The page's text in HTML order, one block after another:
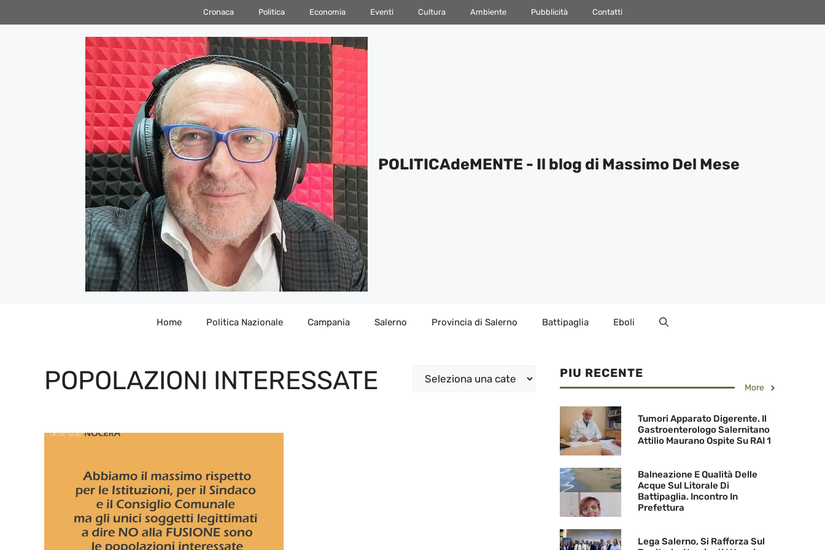
al
Cronaca Politica Economia Eventi Cultura Ambiente Pubblicità Contatti
POLITICAdeMENTE - Il blog di Massimo Del Mese
Home Politica Nazionale Campania Salerno Provincia di Salerno Battipaglia Eboli
POPOLAZIONI INTERESSATE Categorie PIU RECENTE
More
Tumori Apparato Digerente. Il
Gastroenterologo Salernitano
Attilio Maurano Ospite Su RAI 1
Balneazione E Qualità Delle
Acque Sul Litorale Di
Battipaglia. Incontro In
Prefettura
Lega Salerno, Si Rafforza Sul